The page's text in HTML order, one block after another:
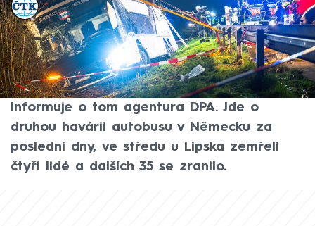
29. bře 2024, 11:10
Při nehodě autobusu, která se v noci na
pátek stala na dálnici u Werlu východně od
Dortmundu, utrpělo zranění 21 cestujících.
Informuje o tom agentura DPA. Jde o
druhou havárii autobusu v Německu za
poslední dny, ve středu u Lipska zemřeli
čtyři lidé a dalších 35 se zranilo.